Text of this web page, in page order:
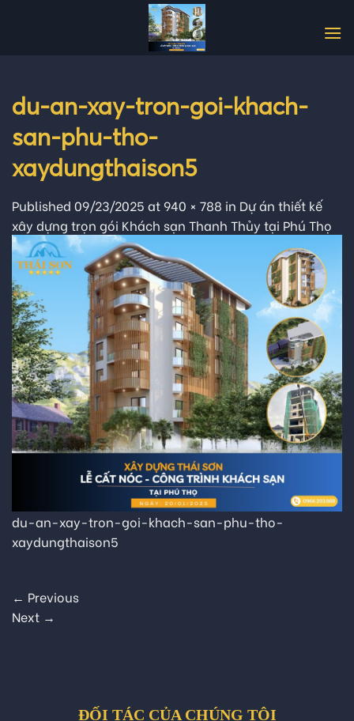
du-an-xay-tron-goi-khach-
san-phu-tho-
xaydungthaison5
Published 09/23/2025 at 940 × 788 in Dự án thiết kế
xây dựng trọn gói Khách sạn Thanh Thủy tại Phú Thọ
du-an-xay-tron-goi-khach-san-phu-tho-
xaydungthaison5
← Previous
Next →
ĐỐI TÁC CỦA CHÚNG TÔI